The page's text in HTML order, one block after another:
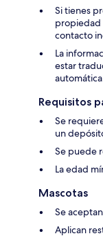
Si tienes
propiedad
contacto
La
estar
Requisitos
Se
un
Se puede
La edad
Mascotas
Se
Aplican